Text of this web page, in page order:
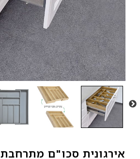
אירגונית סכו"ם מתרחבת